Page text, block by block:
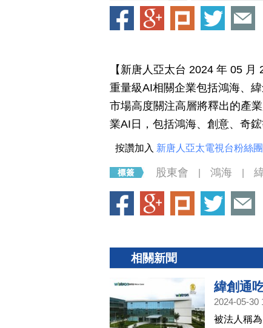
【新唐人亞太台 2024 年 05
重量級AI相關企業包括鴻海、
市場高度關注高層將釋出的產
業AI日，包括鴻海、創意、奇
按讚加入 新唐人亞太電視台粉絲團
股東會 鴻海
相關新聞
緯創通
2024-05-30
被法人稱